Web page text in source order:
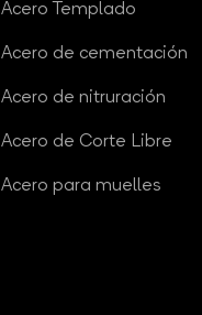
Acero Templado
Acero de cementación
Acero de nitruración
Acero de Corte Libre
Acero para muelles